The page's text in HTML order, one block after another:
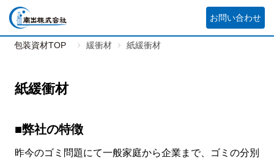
お問い合わせ
包装資材TOP 緩衝材 紙緩衝材
紙緩衝材
■弊社の特徴
昨今のゴミ問題にて一般家庭から企業まで、ゴミの分別